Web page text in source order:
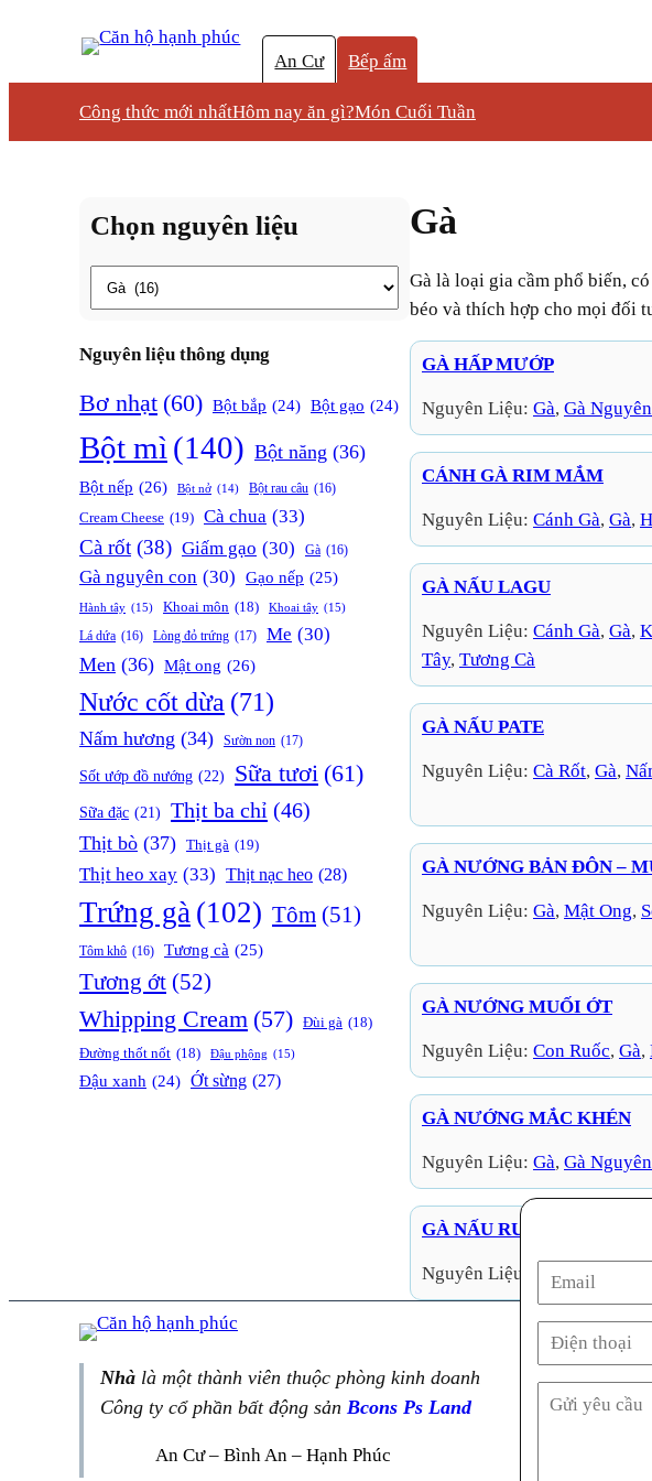
An Cư Bếp ấm
Công thức mới nhấtHôm nay ăn gì?Món Cuối Tuần
Chọn nguyên liệu
Thẻ
Nguyên liệu thông dụng
Bơ nhạt (60) Bột bắp (24) Bột gạo (24)
Bột mì (140) Bột năng (36)
Bột nếp (26) Bột nở (14) Bột rau câu (16)
Cream Cheese (19) Cà chua (33)
Cà rốt (38) Giấm gạo (30) Gà (16)
Gà nguyên con (30) Gạo nếp (25)
Hành tây (15) Khoai môn (18) Khoai tây (15)
Lá dứa (16) Lòng đỏ trứng (17) Me (30)
Men (36) Mật ong (26)
Nước cốt dừa (71)
Nấm hương (34) Sườn non (17)
Sốt ướp đồ nướng (22) Sữa tươi (61)
Sữa đặc (21) Thịt ba chỉ (46)
Thịt bò (37) Thịt gà (19)
Thịt heo xay (33) Thịt nạc heo (28)
Trứng gà (102) Tôm (51)
Tôm khô (16) Tương cà (25)
Tương ớt (52)
Whipping Cream (57) Đùi gà (18)
Đường thốt nốt (18) Đậu phộng (15)
Đậu xanh (24) Ớt sừng (27)
Gà
Gà là loại gia cầm phổ biến, có thịt mềm, ngọt, thường dùng trong các món hầm, nướng, hoặc canh. Đặc tính là giàu protein, ít
béo và thích hợp cho mọi đối
GÀ HẤP MƯỚP
Nguyên Liệu: Gà, Gà
CÁNH GÀ RIM MẮM
Nguyên Liệu: Cánh Gà, Gà,
GÀ NẤU LAGU
Nguyên Liệu: Cánh Gà, Gà,
Tây, Tương Cà
GÀ NẤU PATE
Nguyên Liệu: Cà Rốt, Gà,
GÀ NƯỚNG BẢN ĐÔN –
Nguyên Liệu: Gà, Mật Ong,
GÀ NƯỚNG MUỐI ỚT
Nguyên Liệu: Con Ruốc, Gà,
GÀ NƯỚNG MẮC KHÉN
Nguyên Liệu: Gà, Gà
GÀ NẤU RƯỢU VANG
Nguyên Liệu: Gà, Rượu Vang
Nhà là một thành viên thuộc phòng kinh doanh
Công ty cổ phần bất động sản Bcons Ps Land
An Cư – Bình An – Hạnh Phúc